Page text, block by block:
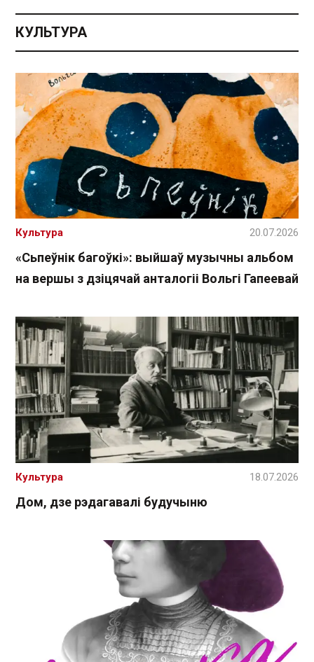
КУЛЬТУРА
«Сьпеўнік багоўкі»: выйшаў музычны альбом
на вершы з дзіцячай анталогіі Вольгі Гапеевай
Культура 20.07.2026
Дом, дзе рэдагавалі будучыню
Культура 18.07.2026